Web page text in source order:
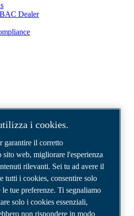
Dealer
d'aria ABAC
i cookies.
garantire il corretto
sito web, migliorare l'esperienza
rilevanti. Sei tu ad avere il
tutti i cookies, consentire solo
tue preferenze. Ti segnaliamo
solo i cookies essenziali,
non rispondere in modo